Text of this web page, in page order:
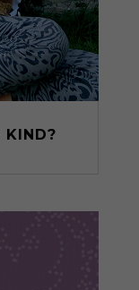
KIND?